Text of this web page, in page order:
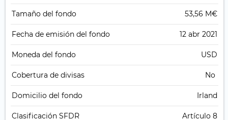
Tamaño del fondo 53,56 M€
Fecha de emisión del fondo 12 abr 2021
Moneda del fondo USD
Cobertura de divisas No
Domicilio del fondo Irland
Clasificación SFDR Artículo 8